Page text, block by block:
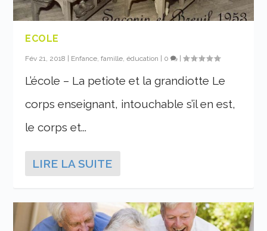
ECOLE
Fév 21, 2018 | Enfance, famille, éducation | 0 |
L’école – La petiote et la grandiotte Le
corps enseignant, intouchable s’il en est,
le corps et...
LIRE LA SUITE